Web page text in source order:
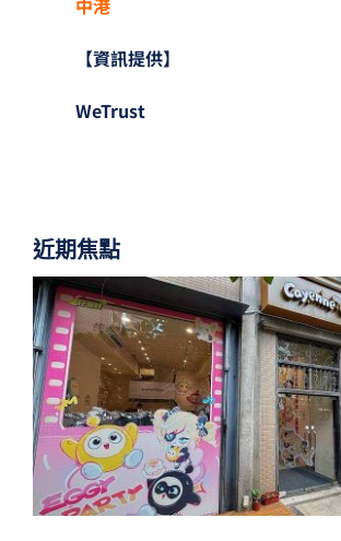
中港
【資訊提供】
WeTrust
近期焦點